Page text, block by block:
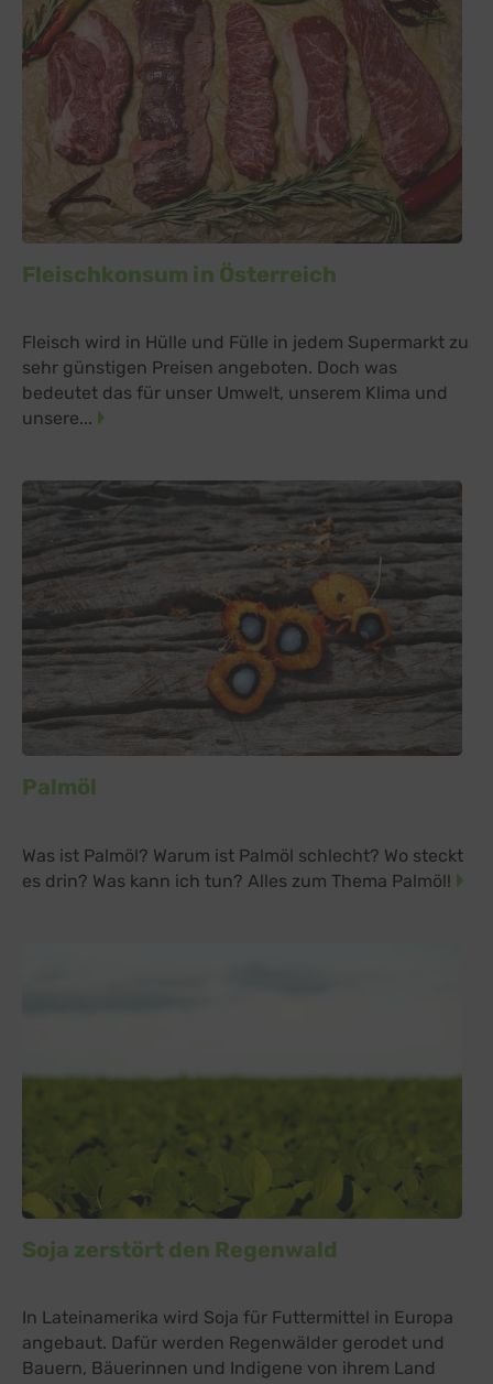
Fleischkonsum in Österreich
Fleisch wird in Hülle und Fülle in jedem Supermarkt zu
sehr günstigen Preisen angeboten. Doch was
bedeutet das für unser Umwelt, unserem Klima und
unsere...
Palmöl
Was ist Palmöl? Warum ist Palmöl schlecht? Wo steckt
es drin? Was kann ich tun? Alles zum Thema Palmöl!
Soja zerstört den Regenwald
In Lateinamerika wird Soja für Futtermittel in Europa
angebaut. Dafür werden Regenwälder gerodet und
Bauern, Bäuerinnen und Indigene von ihrem Land